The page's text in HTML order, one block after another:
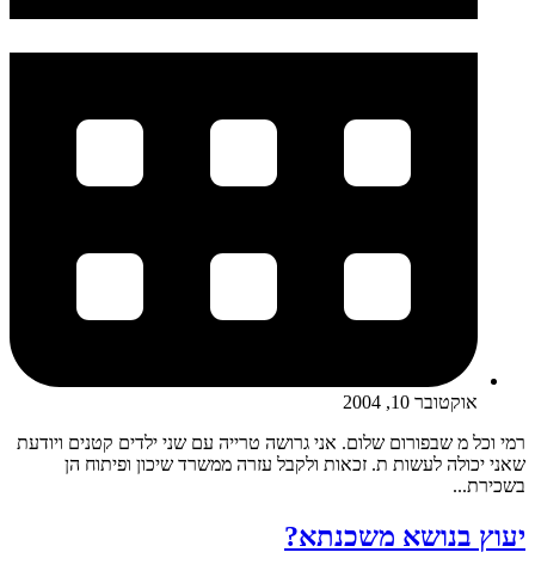
אוקטובר 10, 2004
רמי וכל מ שבפורום שלום. אני גרושה טרייה עם שני ילדים קטנים ויודעת
שאני יכולה לעשות ת. זכאות ולקבל עזרה ממשרד שיכון ופיתוח הן
בשכירת...
יעוץ בנושא משכנתא?